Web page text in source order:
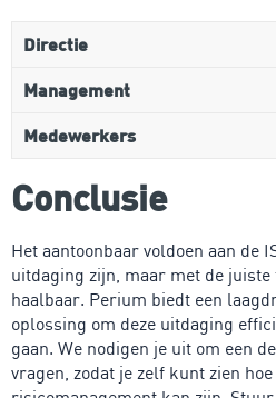
Directie
Management
Medewerkers
Conclusie
Het aantoonbaar voldoen aan de
uitdaging zijn, maar met de
haalbaar. Perium biedt een
oplossing om deze uitdaging
gaan. We nodigen je uit om een
vragen, zodat je zelf kunt zien